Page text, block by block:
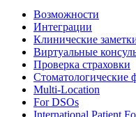
Возможности
Интеграции
Клинические
Виртуальные
Проверка страховки
Стоматологические
Multi-Location
For DSOs